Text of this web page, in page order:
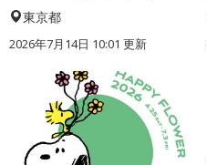
東京都
2026年7月14日 10:01 更新